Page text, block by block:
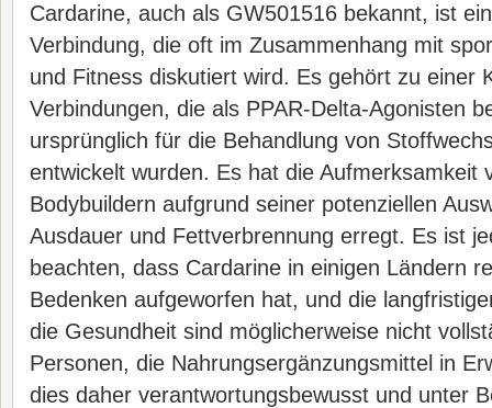
Cardarine, auch als GW501516 bekannt, ist
Verbindung, die oft im Zusammenhang mit
und Fitness diskutiert wird. Es gehört zu einer
Verbindungen, die als PPAR-Delta-Agonisten
ursprünglich für die Behandlung von
entwickelt wurden. Es hat die Aufmerksamkeit
Bodybuildern aufgrund seiner potenziellen
Ausdauer und Fettverbrennung erregt. Es ist
beachten, dass Cardarine in einigen Ländern
Bedenken aufgeworfen hat, und die
die Gesundheit sind möglicherweise nicht
Personen, die Nahrungsergänzungsmittel in
dies daher verantwortungsbewusst und unter